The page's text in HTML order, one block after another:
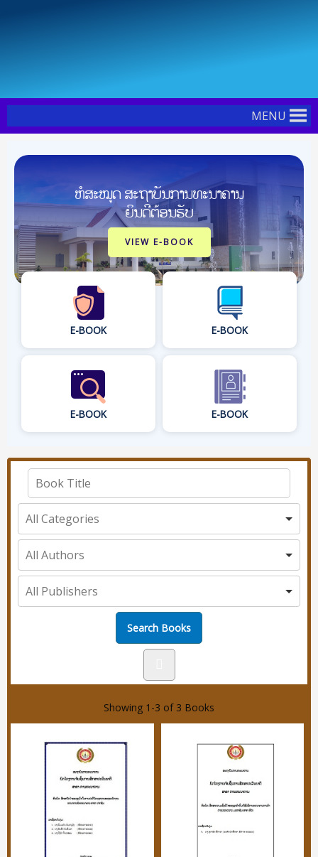
MENU
ຫໍສະໝຸດ ສະຖາບັນການທະນາຄານ
ຍິນດີຕ້ອນຮັບ
VIEW E-BOOK
E-BOOK E-BOOK
E-BOOK E-BOOK
Showing 1-3 of 3 Books